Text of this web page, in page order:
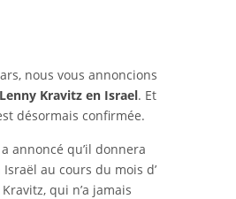
nous vous annoncions
Lenny Kravitz en Israel. Et
désormais confirmée.
annoncé qu’il donnera
au cours du mois d’
qui n’a jamais